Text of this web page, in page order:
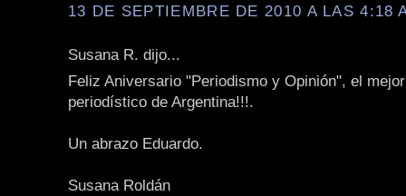
13 DE SEPTIEMBRE DE 2010 A LAS 4:18
Susana R. dijo...
Feliz Aniversario "Periodismo y Opinión", el
periodístico de Argentina!!!.
Un abrazo Eduardo.
Susana Roldán